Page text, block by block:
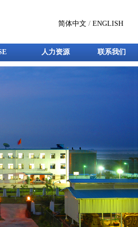
简体中文 / ENGLISH
人力资源 联系我们